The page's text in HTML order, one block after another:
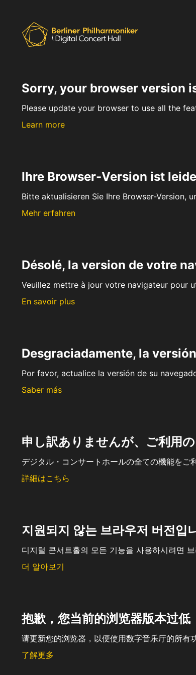
Sorry, your browser version
Please update your browser to use all the
Learn more
Ihre Browser-Version ist
Bitte aktualisieren Sie Ihre Browser-Version,
Mehr erfahren
Désolé, la version de votre
Veuillez mettre à jour votre navigateur pour
En savoir plus
Desgraciadamente, la
Por favor, actualice la versión de su
Saber más
申し訳ありませんが、ご利用
デジタル・コンサートホールの全ての機能をご
詳細はこちら
지원되지 않는 브라우저 버전입
디지털 콘서트홀의 모든 기능을 사용하시려면
더 알아보기
抱歉，您当前的浏览器版本过低
请更新您的浏览器，以便使用数字音乐厅的所有功
了解更多